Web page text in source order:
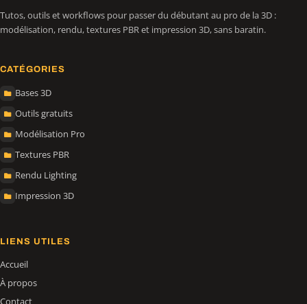
Tutos, outils et workflows pour passer du débutant au pro de la 3D :
modélisation, rendu, textures PBR et impression 3D, sans baratin.
CATÉGORIES
Bases 3D
Outils gratuits
Modélisation Pro
Textures PBR
Rendu Lighting
Impression 3D
LIENS UTILES
Accueil
À propos
Contact